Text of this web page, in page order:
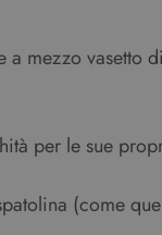
mezzo vasetto
per le sue
(come